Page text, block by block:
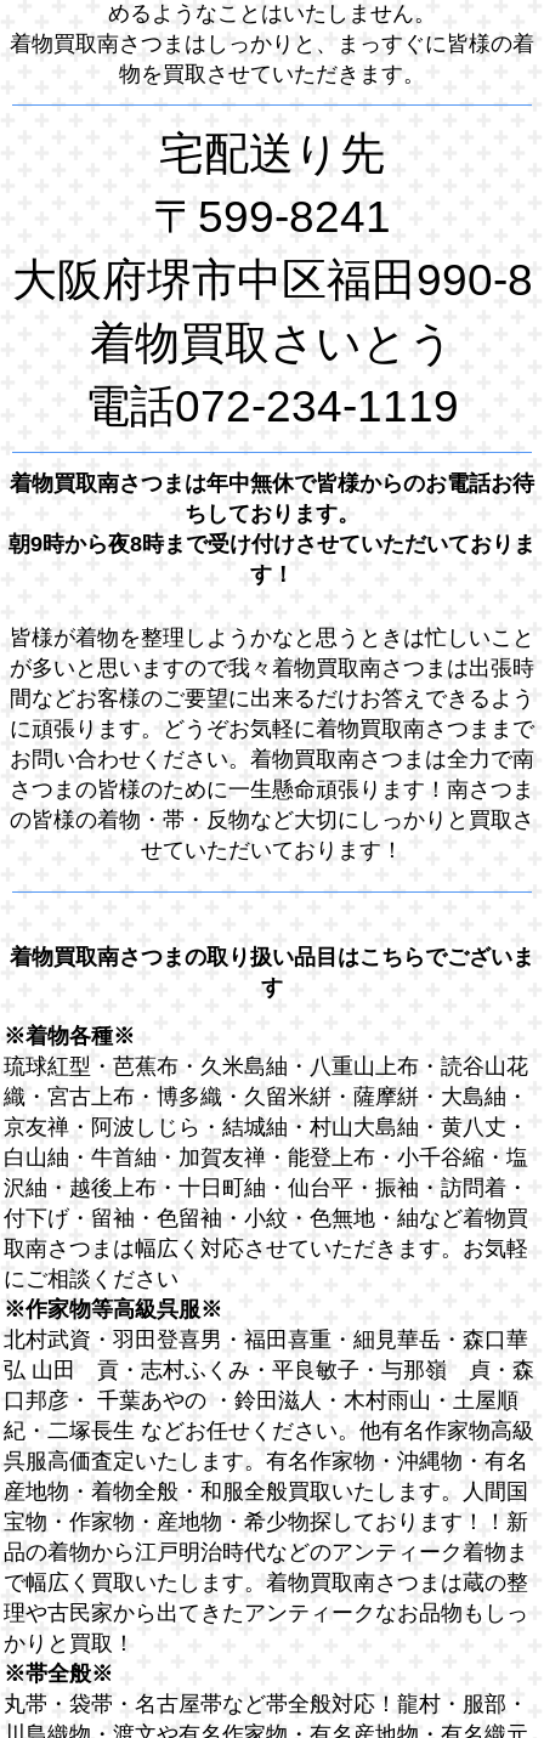
めるようなことはいたしません。
着物買取南さつまはしっかりと、まっすぐに皆様の着
物を買取させていただきます。
宅配送り先
〒599-8241
大阪府堺市中区福田990-8
着物買取さいとう
電話072-234-1119
着物買取南さつまは年中無休で皆様からのお電話お待
ちしております。
朝9時から夜8時まで受け付けさせていただいておりま
す！
皆様が着物を整理しようかなと思うときは忙しいこと
が多いと思いますので我々着物買取南さつまは出張時
間などお客様のご要望に出来るだけお答えできるよう
に頑張ります。どうぞお気軽に着物買取南さつままで
お問い合わせください。着物買取南さつまは全力で南
さつまの皆様のために一生懸命頑張ります！南さつま
の皆様の着物・帯・反物など大切にしっかりと買取さ
せていただいております！
着物買取南さつまの取り扱い品目はこちらでございま
す
※着物各種※
琉球紅型・芭蕉布・久米島紬・八重山上布・読谷山花
織・宮古上布・博多織・久留米絣・薩摩絣・大島紬・
京友禅・阿波しじら・結城紬・村山大島紬・黄八丈・
白山紬・牛首紬・加賀友禅・能登上布・小千谷縮・塩
沢紬・越後上布・十日町紬・仙台平・振袖・訪問着・
付下げ・留袖・色留袖・小紋・色無地・紬など着物買
取南さつまは幅広く対応させていただきます。お気軽
にご相談ください
※作家物等高級呉服※
北村武資・羽田登喜男・福田喜重・細見華岳・森口華
弘 山田 貢・志村ふくみ・平良敏子・与那嶺 貞・森
口邦彦・ 千葉あやの ・鈴田滋人・木村雨山・土屋順
紀・二塚長生 などお任せください。他有名作家物高級
呉服高価査定いたします。有名作家物・沖縄物・有名
産地物・着物全般・和服全般買取いたします。人間国
宝物・作家物・産地物・希少物探しております！！新
品の着物から江戸明治時代などのアンティーク着物ま
で幅広く買取いたします。着物買取南さつまは蔵の整
理や古民家から出てきたアンティークなお品物もしっ
かりと買取！
※帯全般※
丸帯・袋帯・名古屋帯など帯全般対応！龍村・服部・